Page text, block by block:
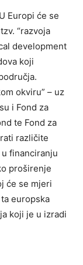
Europi će se
“razvoja
development
koji
okviru” – uz
i Fond za
te Fond za
različite
financiranju
proširenje
će se mjeri
europska
koji je u izradi